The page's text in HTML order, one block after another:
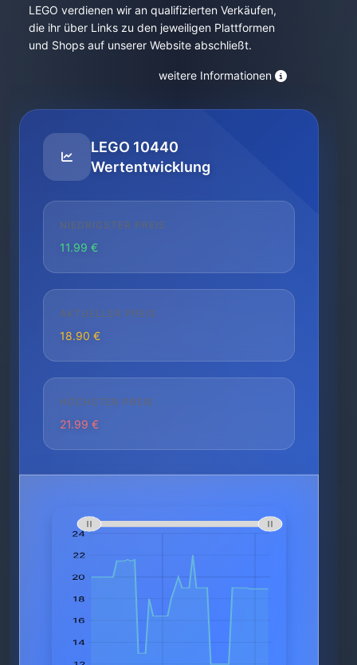
LEGO verdienen wir an qualifizierten Verkäufen,
die ihr über Links zu den jeweiligen Plattformen
und Shops auf unserer Website abschließt.
weitere Informationen
LEGO 10440
Wertentwicklung
NIEDRIGSTER PREIS
11.99 €
AKTUELLER PREIS
18.90 €
HÖCHSTER PREIS
21.99 €